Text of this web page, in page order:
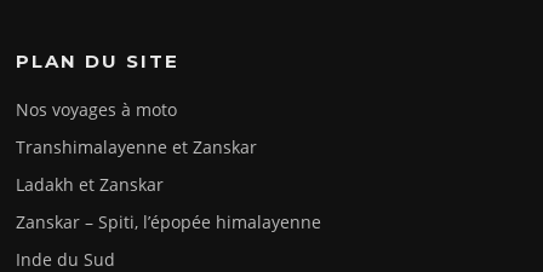
PLAN DU SITE
Nos voyages à moto
Transhimalayenne et Zanskar
Ladakh et Zanskar
Zanskar – Spiti, l’épopée himalayenne
Inde du Sud